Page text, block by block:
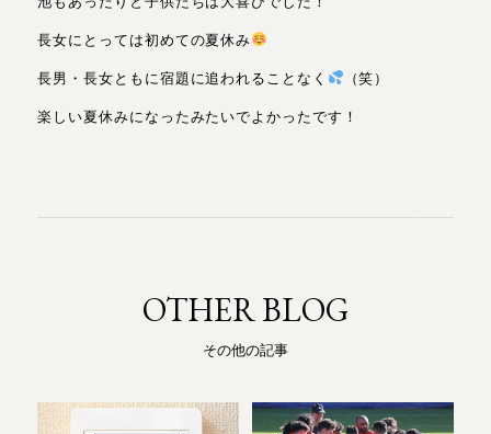
長女にとっては初めての夏休み
長男・長女ともに宿題に追われることなく （笑）
楽しい夏休みになったみたいでよかったです！
OTHER BLOG
その他の記事